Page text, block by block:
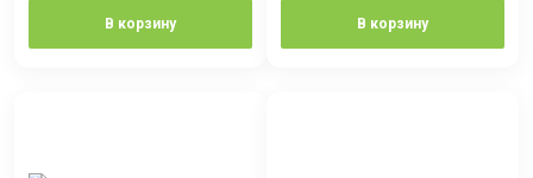
В корзину В корзину